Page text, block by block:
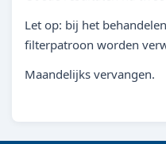
Let op: bij het
filterpatroon worden
Maandelijks vervangen.